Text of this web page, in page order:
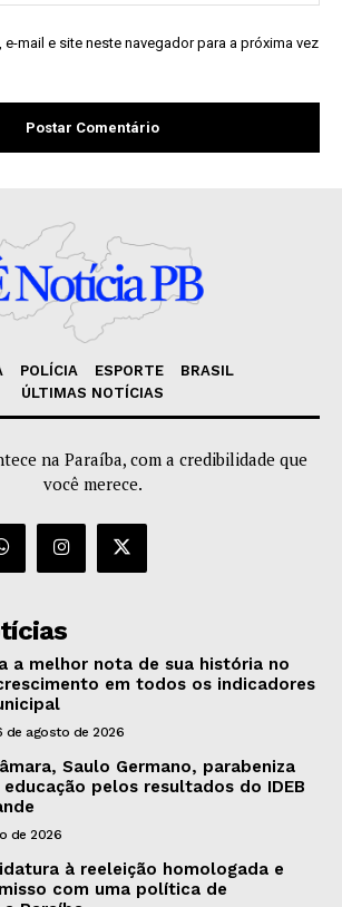
e-mail e site neste navegador para a próxima vez
POLÍCIA ESPORTE
BRASIL
ÚLTIMAS NOTÍCIAS
na Paraíba, com a credibilidade que
você merece.
a melhor nota de sua história no
em todos os indicadores
de agosto de 2026
Saulo Germano, parabeniza
pelos resultados do IDEB
de 2026
à reeleição homologada e
com uma política de